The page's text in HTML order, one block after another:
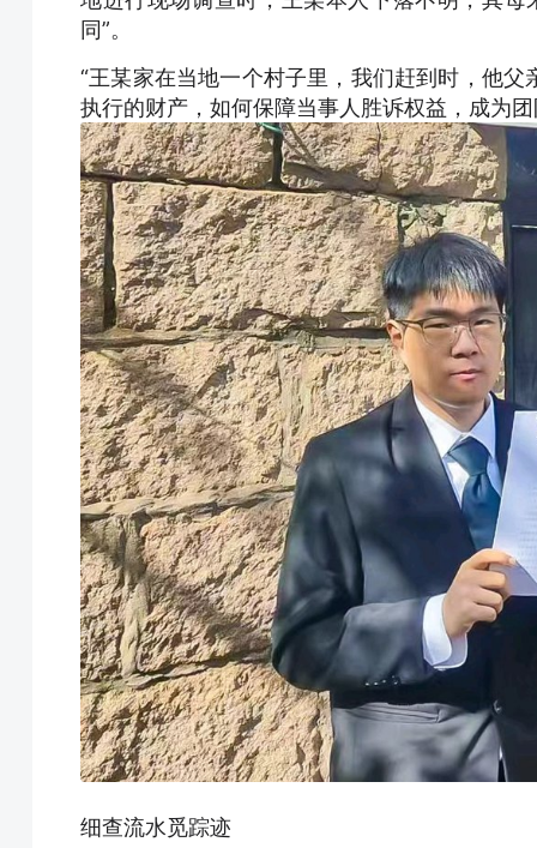
同”。
“王某家在当地一个村子里，我们赶到时，他
执行的财产，如何保障当事人胜诉权益，成为
细查流水觅踪迹